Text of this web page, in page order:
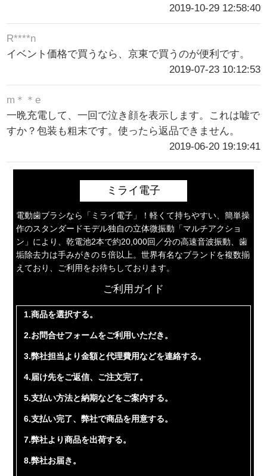
2019-10-29 12:58:40
R****n
イベント価格で買うなら、京東で買うのが便利です。
2019-07-23 10:12:53
m＊＊e
一晩充電して、一回で泣き顔を表示します。これは嘘で
すか？包装も粗末です。使ったら返品できません。
2019-06-20 19:19:41
ミライ電子
電動歯ブラシなら「ミライ電子」！軽くて持ちやすい、簡単操
作のスタンダードモデル独自の立体微振動「マルチアクショ
ン」により、乾電池2本で約20,000回／分の高速音波振動、歯
垢除去力は手みがきの５倍以上。世界有名なブランドを複数揃
えており、ご利用をお待ちしております。
ご利用ガイド
1.商品を選択する。
2.お問合せフォームをご利用いただき。
3.弊社担当より金額と代理費用などを連絡する。
4.届け先をご返信、ご注文完了。
5.支払い方法と納期などをご案内する。
6.支払い完了、弊社で商品を用意する。
7.弊社より商品を出荷する。
8.弊社お届き。